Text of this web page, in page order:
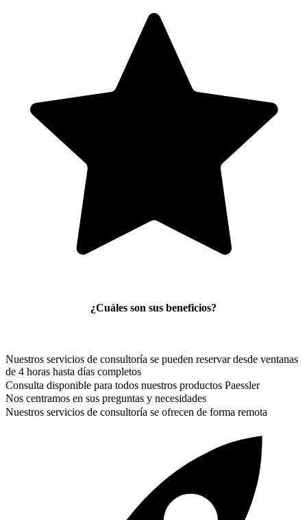
¿Cuáles son sus beneficios?
Nuestros servicios de consultoría se pueden reservar desde ventanas
de 4 horas hasta días completos
Consulta disponible para todos nuestros productos Paessler
Nos centramos en sus preguntas y necesidades
Nuestros servicios de consultoría se ofrecen de forma remota